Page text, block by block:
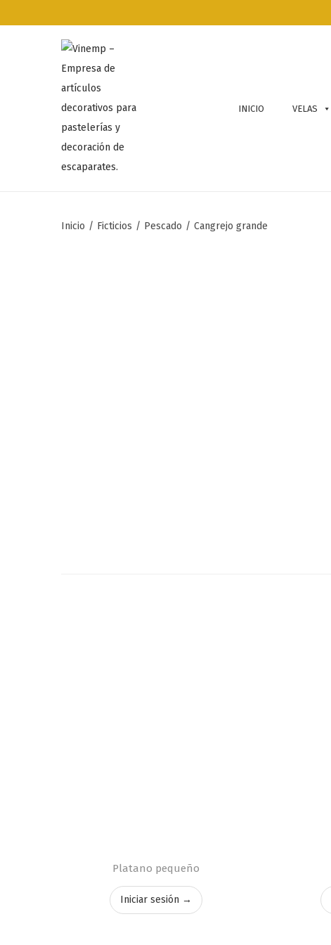
INICIO VELAS
Inicio / Ficticios / Pescado / Cangrejo grande
Platano pequeño
Iniciar sesión →